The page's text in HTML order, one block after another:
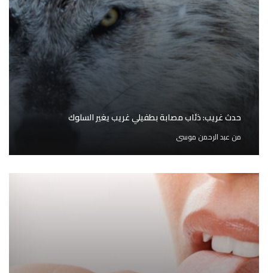
حدث غريب: ذئاب مصابة بطفيلي غريب يغير السلوك
من عبد الرحمن موسى